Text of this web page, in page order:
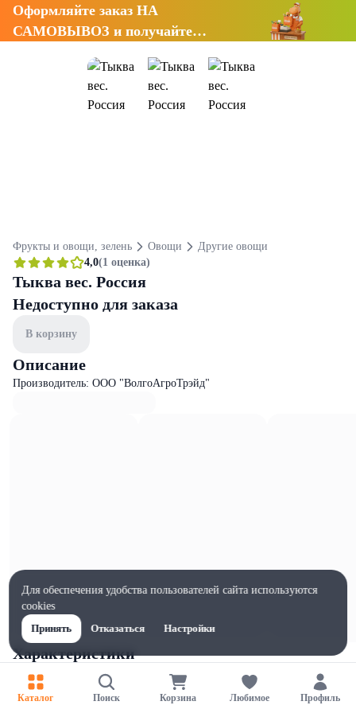
Оформляйте заказ НА
САМОВЫВОЗ и получайте
Фрукты и овощи, зелень Овощи
Другие овощи
4,0(1 оценка)
Тыква вес. Россия
Недоступно для заказа
В корзину
Описание
Производитель: ООО "ВолгоАгроТрэйд"
Характеристики
Ширина, мм
Каталог Поиск Корзина Любимое Профиль
Для обеспечения удобства пользователей сайта используются
cookies
Принять
Отказаться Настройки